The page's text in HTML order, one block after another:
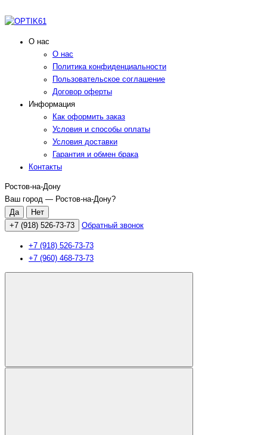
О нас
О нас
Политика конфиденциальности
Пользовательское соглашение
Договор оферты
Информация
Как оформить заказ
Условия и способы оплаты
Условия доставки
Гарантия и обмен брака
Контакты
Ростов-на-Дону
Ваш город — Ростов-на-Дону?
+7 (918) 526-73-73 Обратный звонок
+7 (918) 526-73-73
+7 (960) 468-73-73